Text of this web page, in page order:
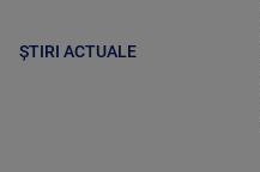
ȘTIRI ACTUALE